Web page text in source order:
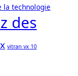
la technologie
des
vitran vx 10